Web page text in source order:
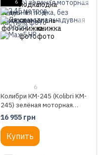
6
6
Колибри КМ-245 (Kolibri KM-
245) зелёная моторная
надувная лодка, без настила
16 955 грн
Купить